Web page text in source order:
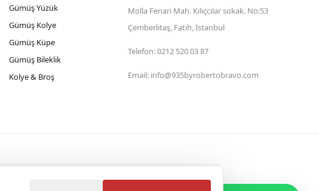
Gümüş Yüzük
Gümüş Kolye
Gümüş Küpe
Gümüş Bileklik
Kolye & Broş
Molla Fenari Mah. Kılıçcılar sokak. No:53
Çemberlitaş, Fatih, İstanbul
Telefon:0212 520 03 87
Email: info@935byrobertobravo.com